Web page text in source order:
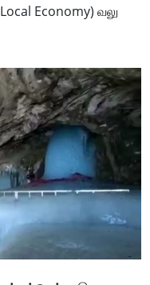
Economy) வலு